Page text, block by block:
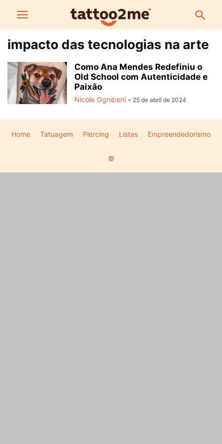
impacto das tecnologias na arte
Como Ana Mendes Redefiniu o
Old School com Autenticidade e
Paixão
Nicole Ognibeni - 25 de abril de 2024
Home Tatuagem Piercing Listas Empreendedorismo
©